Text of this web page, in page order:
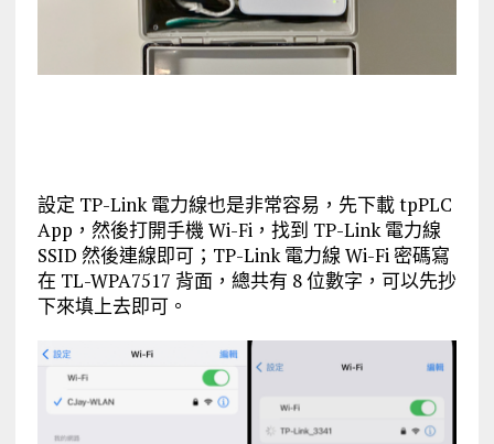
設定 TP-Link 電力線也是非常容易，先下載 tpPLC
App，然後打開手機 Wi-Fi，找到 TP-Link 電力線
SSID 然後連線即可；TP-Link 電力線 Wi-Fi 密碼寫
在 TL-WPA7517 背面，總共有 8 位數字，可以先抄
下來填上去即可。